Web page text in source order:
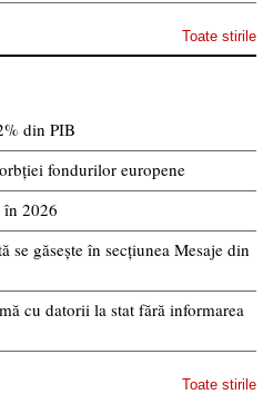
Toate stirile
din PIB
fondurilor europene
în 2026
se găsește în secțiunea Mesaje din
cu datorii la stat fără informarea
Toate stirile